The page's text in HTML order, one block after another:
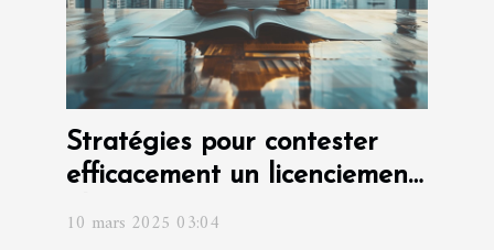
Stratégies pour contester
efficacement un licenciement
10 mars 2025 03:04